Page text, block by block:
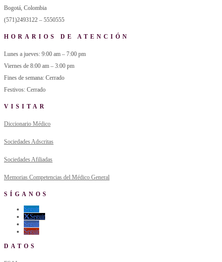
Bogotá, Colombia
(571)2493122 – 5550555
HORARIOS DE ATENCIÓN
Lunes a jueves: 9:00 am – 7:00 pm
Viernes de 8:00 am – 3:00 pm
Fines de semana: Cerrado
Festivos: Cerrado
VISITAR
Diccionario Médico
Sociedades Adscritas
Sociedades Afiliadas
Memorias Competencias del Médico General
SÍGANOS
Seguir
Seguir
Seguir
Seguir
DATOS